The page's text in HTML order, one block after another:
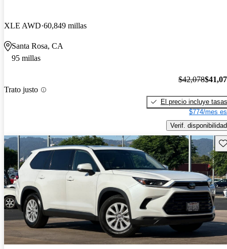
XLE AWD 60,849 millas
Santa Rosa, CA
95 millas
Trato justo
$42,078
El precio incluye tasas
$774/mes
Verif. disponibilidad